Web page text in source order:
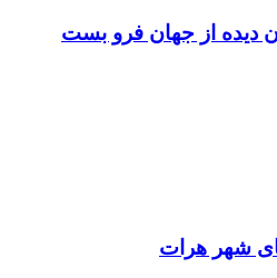
دیده از جهان فرو بست
شهر هرات